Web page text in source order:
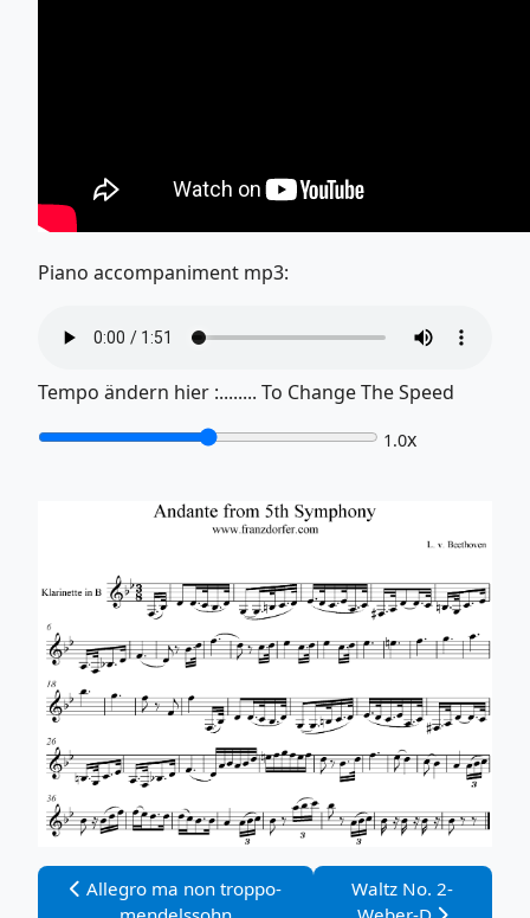
Piano accompaniment mp3:
Tempo ändern hier :........ To Change The Speed
1.0x
Vorheriger Beitrag: Allegro ma non troppo-
Allegro ma non troppo-
Nächster Beitrag:
Waltz No. 2-